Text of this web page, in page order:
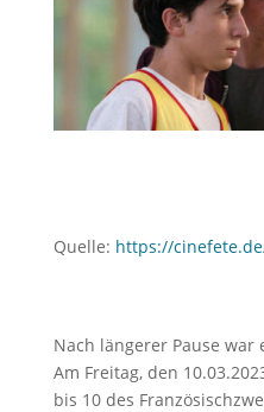
Quelle: https://
Nach längerer Pause
Am Freitag, den
bis 10 des